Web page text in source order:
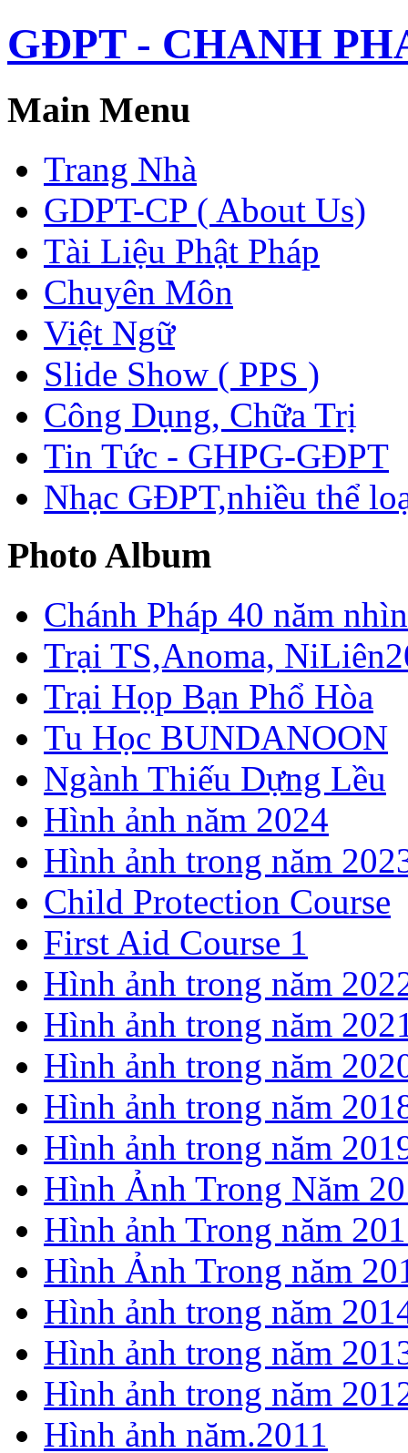
GĐPT - CHANH
Main Menu
Trang Nhà
GDPT-CP ( About Us)
Tài Liệu Phật Pháp
Chuyên Môn
Việt Ngữ
Slide Show ( PPS )
Công Dụng, Chữa Trị
Tin Tức - GHPG-GĐPT
Nhạc GĐPT,nhiều thể
Photo Album
Chánh Pháp 40 năm
Trại TS,Anoma,
Trại Họp Bạn Phổ Hòa
Tu Học BUNDANOON
Ngành Thiếu Dựng Lều
Hình ảnh năm 2024
Hình ảnh trong năm
Child Protection Course
First Aid Course 1
Hình ảnh trong năm
Hình ảnh trong năm
Hình ảnh trong năm
Hình ảnh trong năm
Hình ảnh trong năm
Hình Ảnh Trong Năm
Hình ảnh Trong năm
Hình Ảnh Trong năm
Hình ảnh trong năm
Hình ảnh trong năm
Hình ảnh trong năm
Hình ảnh năm.2011